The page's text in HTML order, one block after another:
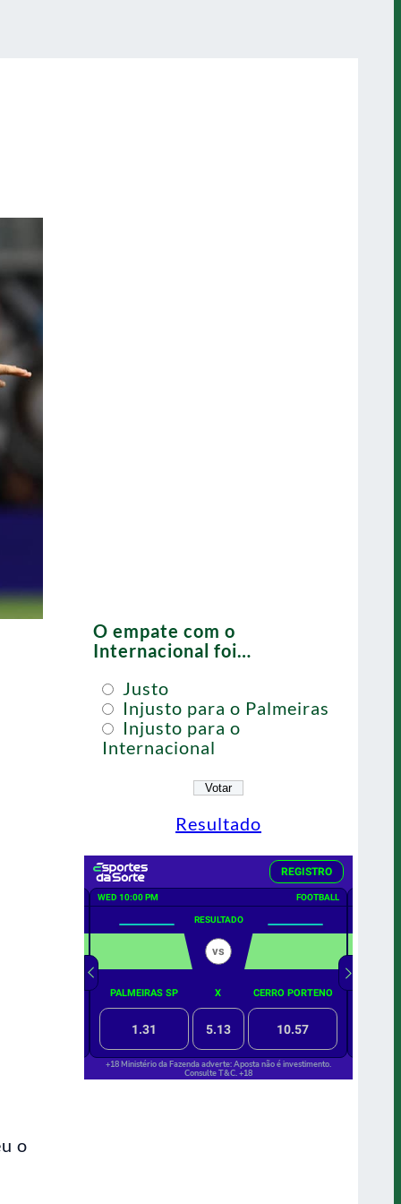
o
O empate com o
Internacional foi…
Justo
Injusto para o Palmeiras
Injusto para o
Internacional
Resultado